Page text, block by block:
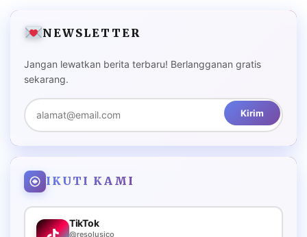
NEWSLETTER
Jangan lewatkan berita terbaru! Berlangganan gratis
sekarang.
Kirim
IKUTI KAMI
TikTok
@resolusico